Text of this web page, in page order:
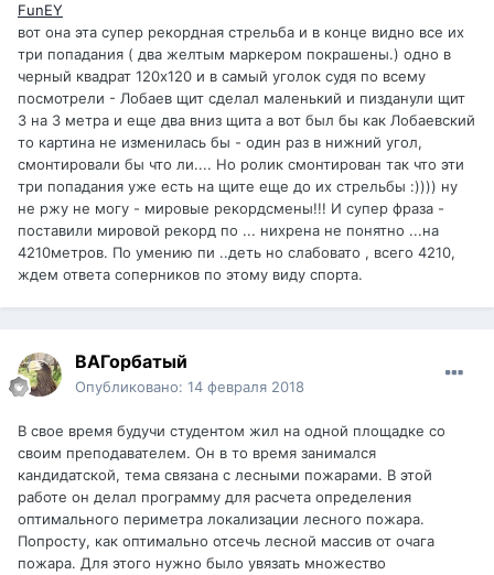
FunEY
вот она эта супер рекордная стрельба и в конце видно все их
три попадания ( два желтым маркером покрашены.) одно в
черный квадрат 120х120 и в самый уголок судя по всему
посмотрели - Лобаев щит сделал маленький и пизданули щит
3 на 3 метра и еще два вниз щита а вот был бы как Лобаевский
то картина не изменилась бы - один раз в нижний угол,
смонтировали бы что ли.... Но ролик смонтирован так что эти
три попадания уже есть на щите еще до их стрельбы :)))) ну
не ржу не могу - мировые рекордсмены!!! И супер фраза -
поставили мировой рекорд по ... нихрена не понятно ...на
4210метров. По умению пи ..деть но слабовато , всего 4210,
ждем ответа соперников по этому виду спорта.
ВАГорбатый
Опубликовано: 14 февраля 2018
В свое время будучи студентом жил на одной площадке со
своим преподавателем. Он в то время занимался
кандидатской, тема связана с лесными пожарами. В этой
работе он делал программу для расчета определения
оптимального периметра локализации лесного пожара.
Попросту, как оптимально отсечь лесной массив от очага
пожара. Для этого нужно было увязать множество